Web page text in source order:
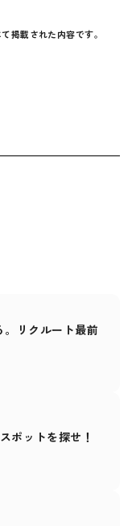
掲載された内容です。
リクルート最前
ポットを探せ！